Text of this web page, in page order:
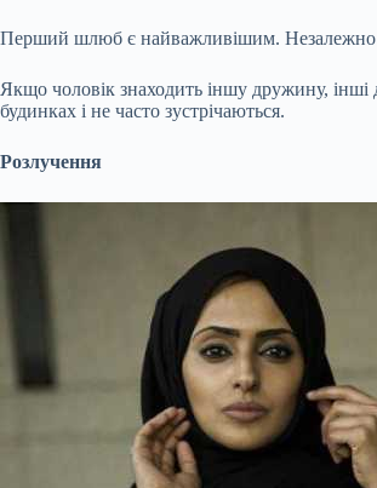
Перший шлюб є ​​найважливішим. Незалежно
Якщо чоловік знаходить іншу дружину, інші
будинках і не часто зустрічаються.
Розлучення